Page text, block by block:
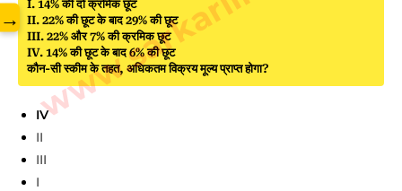
I. 14% की दो क्रमिक छूट
II. 22% की छूट के बाद 29% की छूट
III. 22% और 7% की क्रमिक छूट
IV. 14% की छूट के बाद 6% की छूट
कौन-सी स्कीम के तहत, अधिकतम विक्रय मूल्य प्राप्त होगा?
IV
II
III
I
→